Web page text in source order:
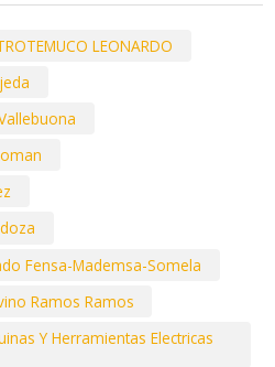
LEONARDO
Fensa-Mademsa-Somela
Ramos Ramos
Y Herramientas Electricas